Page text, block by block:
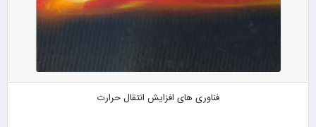
فناوری های افزایش انتقال حرارت